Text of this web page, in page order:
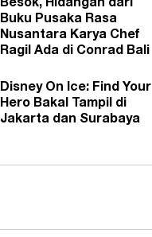
Besok, Hidangan dari
Buku Pusaka Rasa
Nusantara Karya Chef
Ragil Ada di Conrad Bali
Disney On Ice: Find Your
Hero Bakal Tampil di
Jakarta dan Surabaya